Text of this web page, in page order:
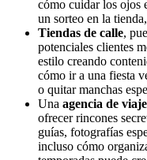
cómo cuidar los ojos
un sorteo en la
Tiendas de calle,
potenciales clientes
estilo creando
cómo ir a una fiesta
o quitar manchas
Una agencia de
ofrecer rincones
guías, fotografías
incluso cómo